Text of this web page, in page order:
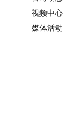
视频中心
媒体活动